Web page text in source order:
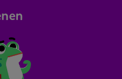
van Squla.